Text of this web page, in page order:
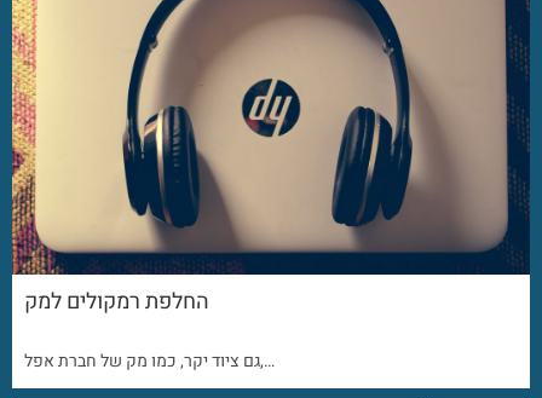
החלפת רמקולים למק
גם ציוד יקר, כמו מק של חברת אפל,…